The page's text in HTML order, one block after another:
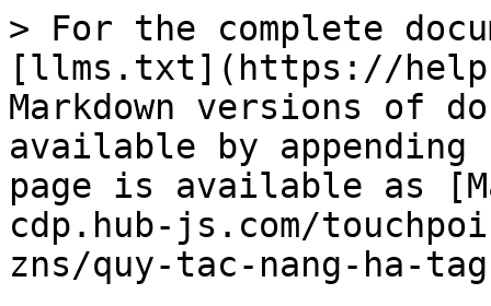
> For the complete
[llms.txt](https://
Markdown versions of
available by
page is available as
cdp.hub-js.com/
zns/quy-tac-nang-ha-